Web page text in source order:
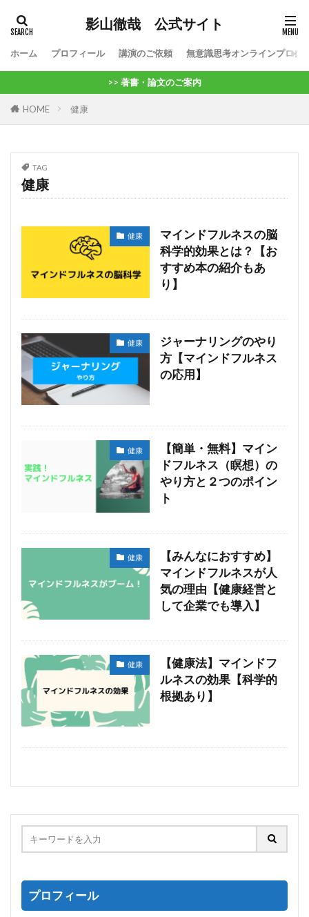
影山徹哉 公式サイト
ホーム プロフィール 講演のご依頼 無意識思考オンラインプログ
>> 著書・論文のご案内
HOME 健康
TAG
健康
健康
マインドフルネスの脳
科学的効果とは？【お
すすめ本の紹介もあ
り】
健康
ジャーナリングのやり
方【マインドフルネス
の応用】
健康
【簡単・無料】マイン
ドフルネス（瞑想）の
やり方と２つのポイン
ト
健康
【みんなにおすすめ】
マインドフルネスが人
気の理由【健康経営と
して企業でも導入】
健康
【健康法】マインドフ
ルネスの効果【科学的
根拠あり】
プロフィール